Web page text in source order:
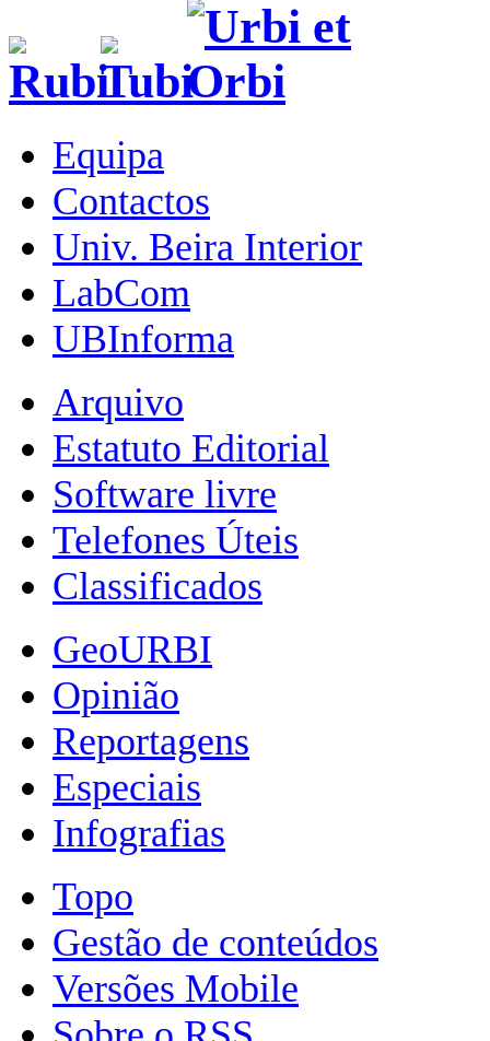
Equipa
Contactos
Univ. Beira Interior
LabCom
UBInforma
Arquivo
Estatuto Editorial
Software livre
Telefones Úteis
Classificados
GeoURBI
Opinião
Reportagens
Especiais
Infografias
Topo
Gestão de conteúdos
Versões Mobile